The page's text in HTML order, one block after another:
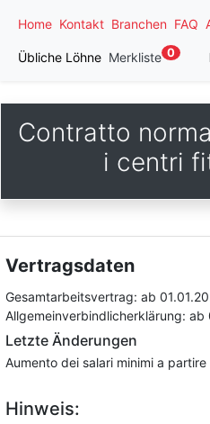
Home Kontakt Branchen FAQ
Übliche Löhne Merkliste 0
Contratto
i centri
Vertragsdaten
Gesamtarbeitsvertrag: ab
Allgemeinverbindlicherklärung: ab
Letzte Änderungen
Aumento dei salari minimi a
Hinweis: